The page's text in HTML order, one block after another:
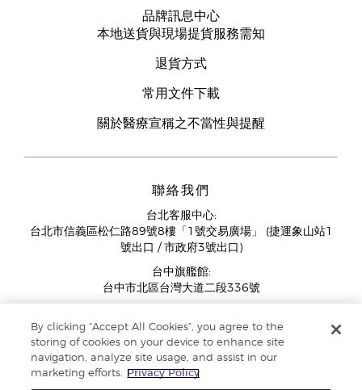
品牌訊息中心
本地送貨與現場提貨服務需知
退貨方式
常用文件下載
關於醫療宣稱之不當性與提醒
聯絡我們
台北客服中心:
台北市信義區松仁路89號8樓「1號交易廣場」 (捷運象山站1
號出口 / 市政府3號出口)
台中旗艦館:
台中市北區台灣大道二段336號
11:00AM - 07:00PM
(例假日與國定假日除外)
By clicking “Accept All Cookies”, you agree to the
storing of cookies on your device to enhance site
navigation, analyze site usage, and assist in our
marketing efforts.
Privacy Policy